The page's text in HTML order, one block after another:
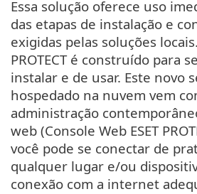
Essa solução oferece uso
das etapas de instalação e
exigidas pelas soluções locais.
PROTECT é construído para
instalar e de usar. Este novo
hospedado na nuvem vem
administração
web (Console Web ESET
você pode se conectar de
qualquer lugar e/ou
conexão com a internet